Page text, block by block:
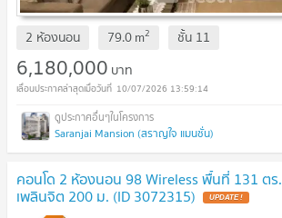
2 ห้องนอน 79.0m2 ชั้น 11
6,180,000 บาท
10/07/2026 13:59:14
Saranjai Mansion (สราญใจ แมนชั่น)
คอนโด 2 ห้องนอน 98 Wireless พื้นที่ 131 ตร.
เพลินจิต 200 ม. (ID 3072315)